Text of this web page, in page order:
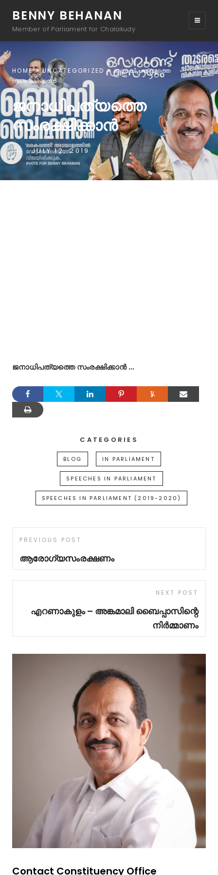
BENNY BEHANAN
Member of Parliament for Chalakudy
HOME UNCATEGORIZED
ജനാധിപത്യത്തെ
സംരക്ഷിക്കാൻ
ജനാധിപത്യത്തെ
സംരക്ഷിക്കാൻ
JULY 12, 2019
ജനാധിപത്യത്തെ സംരക്ഷിക്കാൻ …
CATEGORIES
BLOG IN PARLIAMENT
SPEECHES IN PARLIAMENT
SPEECHES IN PARLIAMENT (2019-2020)
PREVIOUS POST
ആരോഗ്യസംരക്ഷണം
NEXT POST
എറണാകുളം – അങ്കമാലി ബൈപ്പാസിന്റെ
നിർമ്മാണം
Contact Constituency Office